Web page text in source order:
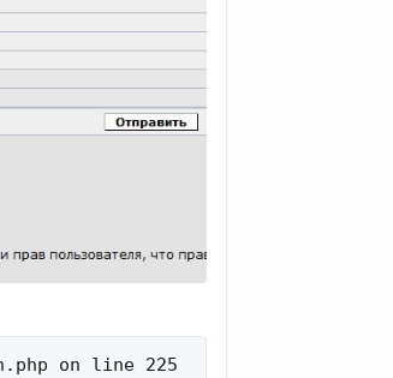
on line 225